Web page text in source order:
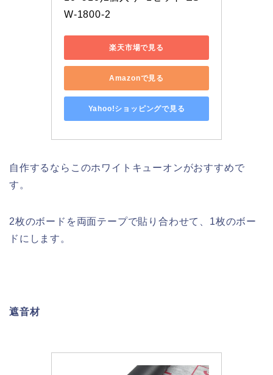
W-1800-2
楽天市場で見る
Amazonで見る
Yahoo!ショッピングで見る
自作するならこのホワイトキューオンがおすすめで
す。
2枚のボードを両面テープで貼り合わせて、1枚のボー
ドにします。
遮音材